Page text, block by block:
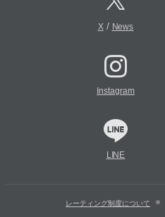
X/ News
Instagram
LINE
レーティング制度について